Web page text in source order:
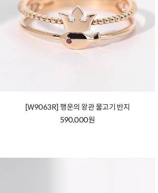
[W9063R] 행운의 왕관 물고기 반지
590,000원